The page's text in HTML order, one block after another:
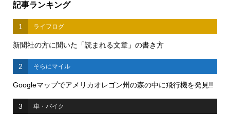
記事ランキング
1 ライフログ
新聞社の方に聞いた「読まれる文章」の書き方
2 そらにマイル
Googleマップでアメリカオレゴン州の森の中に飛行機を発見!!
3 車・バイク